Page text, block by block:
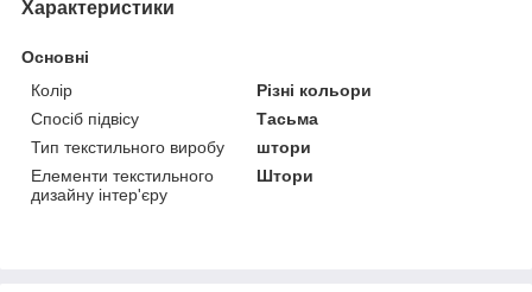
Характеристики
Основні
Колір
Різні кольори
Спосіб підвісу
Тасьма
Тип текстильного виробу
штори
Елементи текстильного
дизайну інтер'єру
Штори